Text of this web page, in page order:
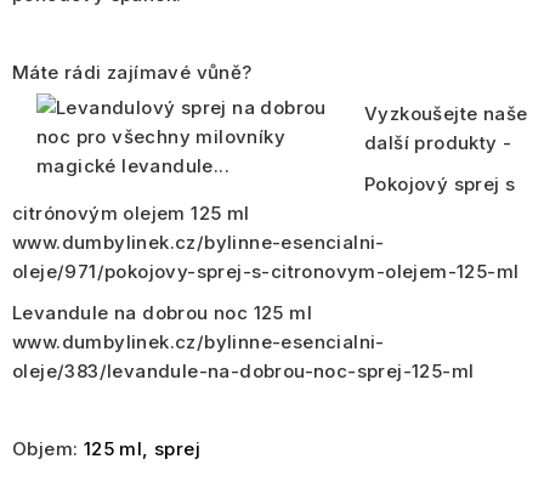
Máte rádi zajímavé vůně?
Vyzkoušejte naše
další produkty -
Pokojový sprej s
citrónovým olejem 125 ml
www.dumbylinek.cz/bylinne-esencialni-
oleje/971/pokojovy-sprej-s-citronovym-olejem-125-ml
Levandule na dobrou noc 125 ml
www.dumbylinek.cz/bylinne-esencialni-
oleje/383/levandule-na-dobrou-noc-sprej-125-ml
Objem: 125 ml, sprej